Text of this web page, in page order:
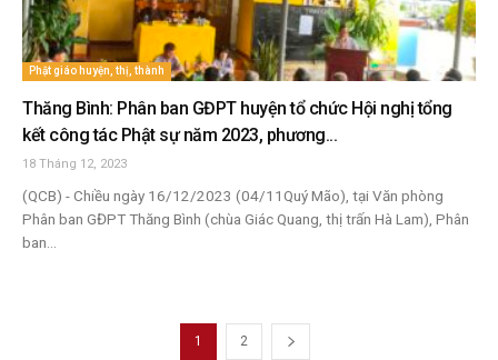
Phật giáo huyện, thị, thành
Thăng Bình: Phân ban GĐPT huyện tổ chức Hội nghị tổng
kết công tác Phật sự năm 2023, phương...
18 Tháng 12, 2023
(QCB) - Chiều ngày 16/12/2023 (04/11Quý Mão), tại Văn phòng
Phân ban GĐPT Thăng Bình (chùa Giác Quang, thị trấn Hà Lam), Phân
ban...
1 2